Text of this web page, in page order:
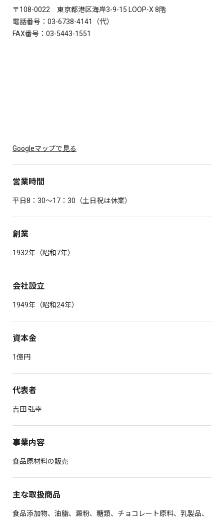
〒108-0022 東京都港区海岸3-9-15 LOOP-X 8階
電話番号： 03-6738-4141
（代）
FAX番号：03-5443-1551
Googleマップで見る
営業時間
平日8：30～17：30（土日祝は休業）
創業
1932年（昭和7年）
会社設立
1949年（昭和24年）
資本金
1億円
代表者
吉田 弘幸
事業内容
食品原材料の販売
主な取扱商品
食品添加物、油脂、澱粉、糖類、チョコレート原料、乳製品、